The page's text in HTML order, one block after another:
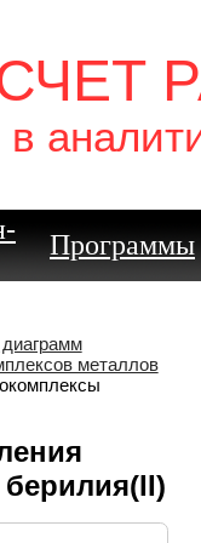
в
Программы
металлов